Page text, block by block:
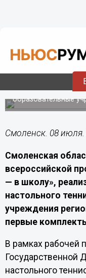
Смоленская
проекту
школу»
Первые теннисные
образовательные
Смоленск. 08 июля.
Смоленская
всероссийской
— в школу»,
настольного
учреждения
первые
В рамках рабочей
Государственной
настольного